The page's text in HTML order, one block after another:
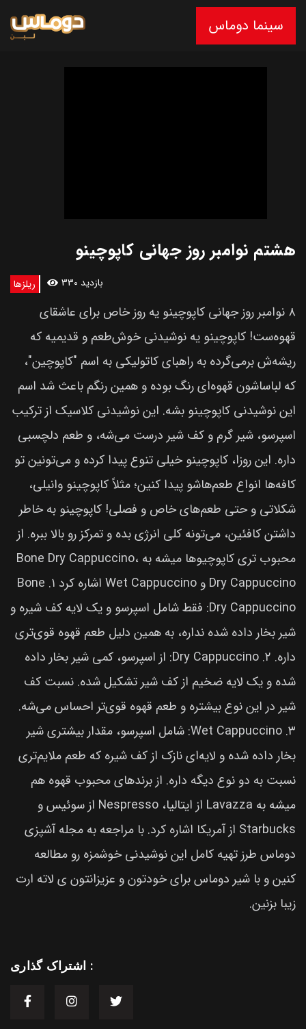
سینما دوماس
هشتم نوامبر روز جهانی کاپوچینو
ریلزها 330 بازدید
۸ نوامبر روز جهانی کاپوچینو یه روز خاص برای عاشقای
قهوه‌ست! کاپوچینو یه نوشیدنی خوش‌طعم و قدیمیه که
ریشه‌ش برمی‌گرده به راهبای کاتولیکی به اسم "کاپوچین"،
که لباساشون قهوه‌ای رنگ بوده و همین رنگم باعث شد اسم
این نوشیدنی کاپوچینو بشه. این نوشیدنی کلاسیک از ترکیب
اسپرسو، شیر گرم و کف شیر درست می‌شه، و طعم دلچسبی
داره. این روزا، کاپوچینو خیلی تنوع پیدا کرده و می‌تونین تو
کافه‌ها انواع طعم‌هاشو پیدا کنین؛ مثلاً کاپوچینو وانیلی،
شکلاتی و حتی طعم‌های خاص و فصلی! کاپوچینو به خاطر
داشتن کافئین، می‌تونه کلی انرژی بده و تمرکز رو بالا ببره. از
محبوب تری کاپوچیوها میشه به Bone Dry Cappuccino،
Dry Cappuccino و Wet Cappuccino اشاره کرد ۱. Bone
Dry Cappuccino: فقط شامل اسپرسو و یک لایه کف شیره و
شیر بخار داده شده نداره، به همین دلیل طعم قهوه قوی‌تری
داره. ۲. Dry Cappuccino: از اسپرسو، کمی شیر بخار داده
شده و یک لایه ضخیم از کف شیر تشکیل شده. نسبت کف
شیر در این نوع بیشتره و طعم قهوه قوی‌تر احساس می‌شه.
۳. Wet Cappuccino: شامل اسپرسو، مقدار بیشتری شیر
بخار داده شده و لایه‌ای نازک از کف شیره که طعم ملایم‌تری
نسبت به دو نوع دیگه داره. از برندهای محبوب قهوه هم
میشه به Lavazza از ایتالیا، Nespresso از سوئیس و
Starbucks از آمریکا اشاره کرد. با مراجعه به مجله آشپزی
دوماس طرز تهیه کامل این نوشیدنی خوشمزه رو مطالعه
کنین و با شیر دوماس برای خودتون و عزیزانتون ی لاته ارت
زیبا بزنین.
اشتراک گذاری :